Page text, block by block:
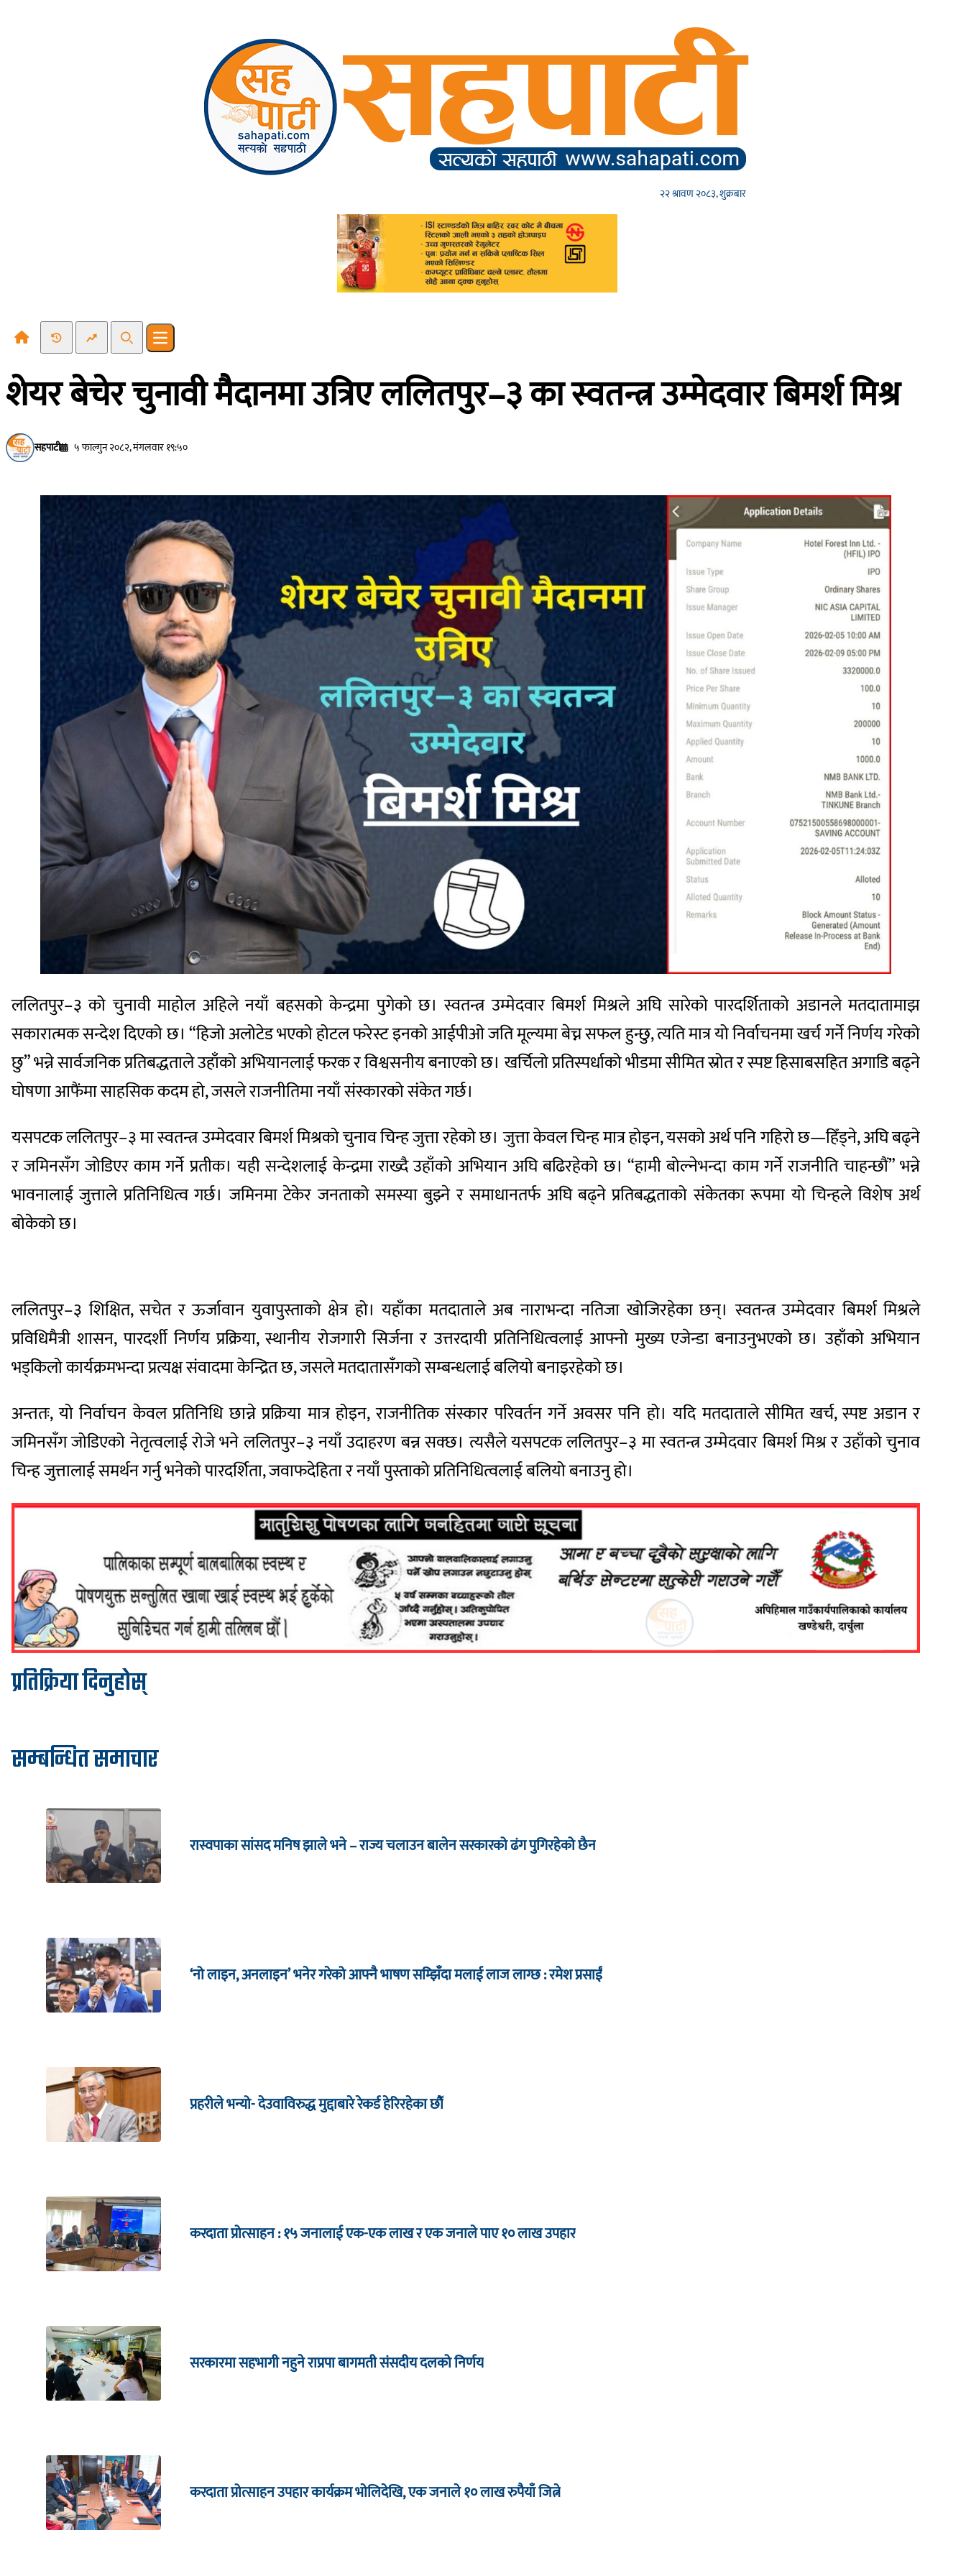
२२ श्रावण २०८३, शुक्रबार
Recent NewsTrending News
SearchOpen main menu
शेयर बेचेर चुनावी मैदानमा उत्रिए ललितपुर–३ का स्वतन्त्र उम्मेदवार बिमर्श मिश्र
सहपाटी ५ फाल्गुन २०८२, मंगलवार १९:५०
ललितपुर–३ को चुनावी माहोल अहिले नयाँ बहसको केन्द्रमा पुगेको छ। स्वतन्त्र उम्मेदवार बिमर्श मिश्रले अघि सारेको पारदर्शिताको अडानले मतदातामाझ
सकारात्मक सन्देश दिएको छ। “हिजो अलोटेड भएको होटल फरेस्ट इनको आईपीओ जति मूल्यमा बेच्न सफल हुन्छु, त्यति मात्र यो निर्वाचनमा खर्च गर्ने निर्णय गरेको
छु” भन्ने सार्वजनिक प्रतिबद्धताले उहाँको अभियानलाई फरक र विश्वसनीय बनाएको छ। खर्चिलो प्रतिस्पर्धाको भीडमा सीमित स्रोत र स्पष्ट हिसाबसहित अगाडि बढ्ने
घोषणा आफैंमा साहसिक कदम हो, जसले राजनीतिमा नयाँ संस्कारको संकेत गर्छ।
यसपटक ललितपुर–३ मा स्वतन्त्र उम्मेदवार बिमर्श मिश्रको चुनाव चिन्ह जुत्ता रहेको छ। जुत्ता केवल चिन्ह मात्र होइन, यसको अर्थ पनि गहिरो छ—हिँड्ने, अघि बढ्ने
र जमिनसँग जोडिएर काम गर्ने प्रतीक। यही सन्देशलाई केन्द्रमा राख्दै उहाँको अभियान अघि बढिरहेको छ। “हामी बोल्नेभन्दा काम गर्ने राजनीति चाहन्छौं” भन्ने
भावनालाई जुत्ताले प्रतिनिधित्व गर्छ। जमिनमा टेकेर जनताको समस्या बुझ्ने र समाधानतर्फ अघि बढ्ने प्रतिबद्धताको संकेतका रूपमा यो चिन्हले विशेष अर्थ
बोकेको छ।
ललितपुर–३ शिक्षित, सचेत र ऊर्जावान युवापुस्ताको क्षेत्र हो। यहाँका मतदाताले अब नाराभन्दा नतिजा खोजिरहेका छन्। स्वतन्त्र उम्मेदवार बिमर्श मिश्रले
प्रविधिमैत्री शासन, पारदर्शी निर्णय प्रक्रिया, स्थानीय रोजगारी सिर्जना र उत्तरदायी प्रतिनिधित्वलाई आफ्नो मुख्य एजेन्डा बनाउनुभएको छ। उहाँको अभियान
भड्किलो कार्यक्रमभन्दा प्रत्यक्ष संवादमा केन्द्रित छ, जसले मतदातासँगको सम्बन्धलाई बलियो बनाइरहेको छ।
अन्ततः, यो निर्वाचन केवल प्रतिनिधि छान्ने प्रक्रिया मात्र होइन, राजनीतिक संस्कार परिवर्तन गर्ने अवसर पनि हो। यदि मतदाताले सीमित खर्च, स्पष्ट अडान र
जमिनसँग जोडिएको नेतृत्वलाई रोजे भने ललितपुर–३ नयाँ उदाहरण बन्न सक्छ। त्यसैले यसपटक ललितपुर–३ मा स्वतन्त्र उम्मेदवार बिमर्श मिश्र र उहाँको चुनाव
चिन्ह जुत्तालाई समर्थन गर्नु भनेको पारदर्शिता, जवाफदेहिता र नयाँ पुस्ताको प्रतिनिधित्वलाई बलियो बनाउनु हो।
प्रतिक्रिया दिनुहोस्
सम्बन्धित समाचार
रास्वपाका सांसद मनिष झाले भने – राज्य चलाउन बालेन सरकारको ढंग पुगिरहेको छैन
‘नो लाइन, अनलाइन’ भनेर गरेको आफ्नै भाषण सम्झिँदा मलाई लाज लाग्छ : रमेश प्रसाईं
प्रहरीले भन्यो- देउवाविरुद्ध मुद्दाबारे रेकर्ड हेरिरहेका छौँ
करदाता प्रोत्साहन : १५ जनालाई एक-एक लाख र एक जनाले पाए १० लाख उपहार
सरकारमा सहभागी नहुने राप्रपा बागमती संसदीय दलको निर्णय
करदाता प्रोत्साहन उपहार कार्यक्रम भाेलिदेखि, एक जनाले १० लाख रुपैयाँ जित्ने